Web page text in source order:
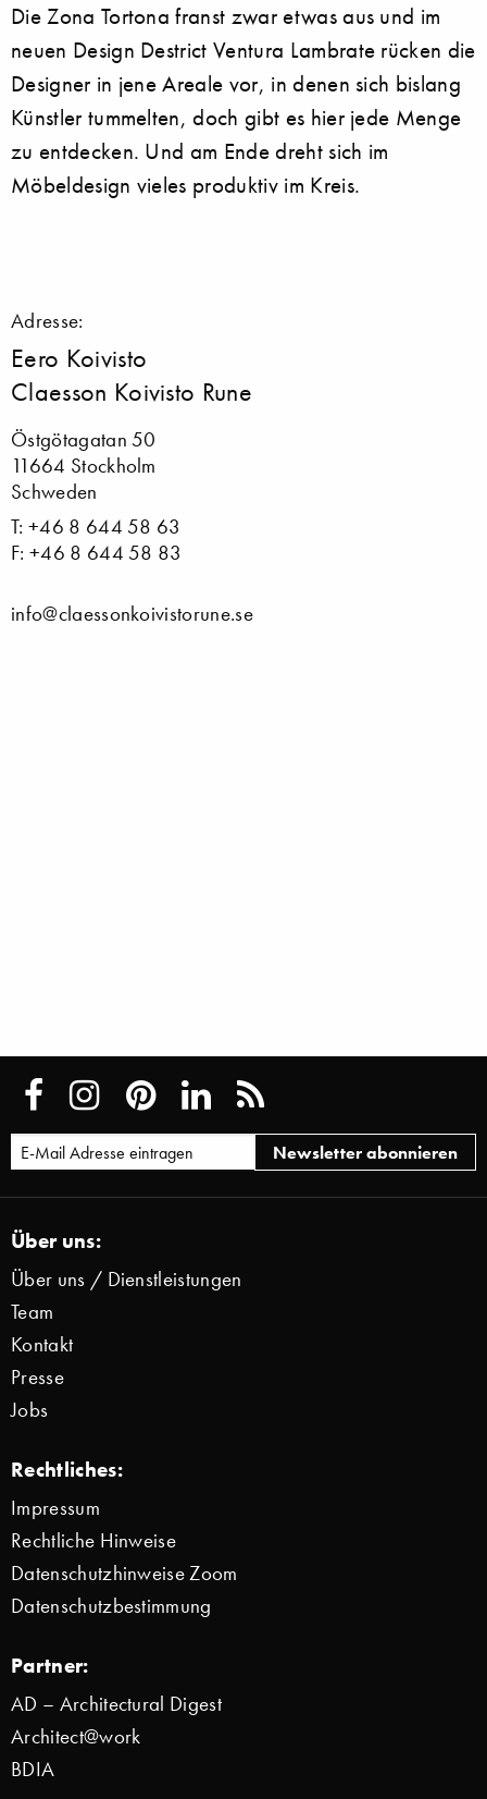
Die Zona Tortona franst zwar etwas aus und im
neuen Design Destrict Ventura Lambrate rücken die
Designer in jene Areale vor, in denen sich bislang
Künstler tummelten, doch gibt es hier jede Menge
zu entdecken. Und am Ende dreht sich im
Möbeldesign vieles produktiv im Kreis.
Adresse:
Eero Koivisto
Claesson Koivisto Rune
Östgötagatan 50
11664 Stockholm
Schweden
T: +46 8 644 58 63
F: +46 8 644 58 83
info@claessonkoivistorune.se
Über uns:
Über uns / Dienstleistungen
Team
Kontakt
Presse
Jobs
Rechtliches:
Impressum
Rechtliche Hinweise
Datenschutzhinweise Zoom
Datenschutzbestimmung
Partner:
AD – Architectural Digest
Architect@work
BDIA